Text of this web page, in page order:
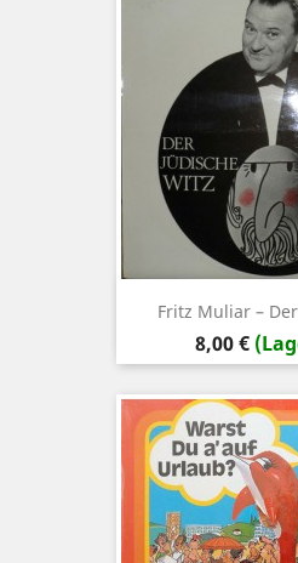
Fritz Muliar –
Preis
8,00 €